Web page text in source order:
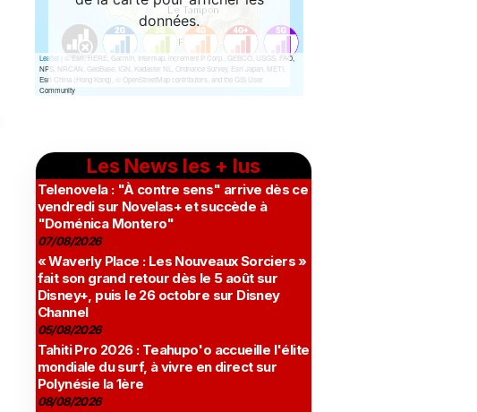
Les News les + lus
Telenovela : "À contre sens" arrive dès ce
vendredi sur Novelas+ et succède à
"Doménica Montero"
07/08/2026
« Waverly Place : Les Nouveaux Sorciers »
fait son grand retour dès le 5 août sur
Disney+, puis le 26 octobre sur Disney
Channel
05/08/2026
Tahiti Pro 2026 : Teahupo'o accueille l'élite
mondiale du surf, à vivre en direct sur
Polynésie la 1ère
08/08/2026